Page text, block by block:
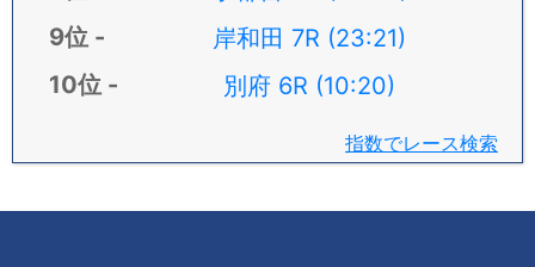
岸和田 7R (23:21)
別府 6R (10:20)
指数でレース検索